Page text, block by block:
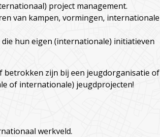
project management.
van kampen, vormingen, internationale
die hun eigen (internationale) initiatieven
betrokken zijn bij een jeugdorganisatie of
of internationale) jeugdprojecten!
werkveld.